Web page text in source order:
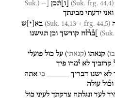
(Suk. frg. 44,4) ו ת֯כן [--
(Suk.
ואני ידעתי מבינתך
(Suk. 14,13 + frg. 44,5) בא י ש
]ב֯ר֯ו֯ח קודשך וכן תגישנו
) קנאתו (קנאתי) על כול פועלי
קרוביך לא י֯מרו פיך
לא ישנו דבריך כי אתה
וכ֯ול עולה
לעד ונגלתה צדקתך לעיני כול